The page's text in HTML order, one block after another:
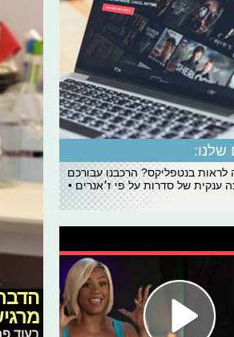
בעוד
שלנו:
בנטפליקס? הרכבנו עבורכם
ענקית של סדרות על פי ז׳אנרים •